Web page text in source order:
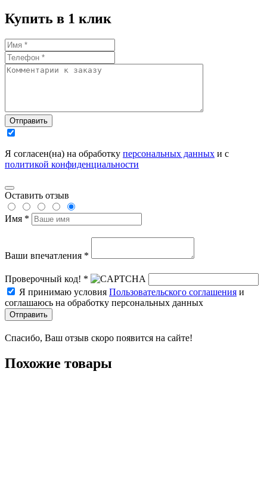
Купить в 1 клик
Отправить
Я согласен(на) на обработку персональных данных и с
политикой конфиденциальности
Оставить отзыв
Имя *
Ваши впечатления *
Проверочный код! *
Я принимаю условия Пользовательского соглашения и
соглашаюсь на обработку персональных данных
Отправить
Спасибо, Ваш отзыв скоро появится на сайте!
Похожие товары